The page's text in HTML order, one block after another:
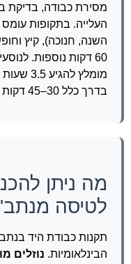
מסירת כבודה, בדיקת
העלייה. בתקופות
60 דקות נוספות.
מומלץ
בדרך כלל 30–45 דקות לפני ההמראה.
מה ניתן
לטיסה
תקנות כבודת היד
הבינלאומיות. נוזלים